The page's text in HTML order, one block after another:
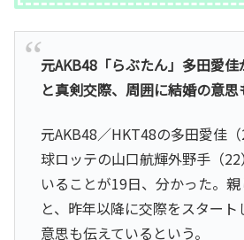
元AKB48「らぶたん」多田愛
と真剣交際、周囲に結婚の意思
元AKB48／HKT48の多田愛佳
球ロッテの山口航輝外野手（
いることが19日、分かった。
と、昨年以降に交際をスター
意思も伝えているという。